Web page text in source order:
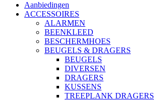
Aanbiedingen
ACCESSOIRES
ALARMEN
BEENKLEED
BESCHERMHOES
BEUGELS & DRAGERS
BEUGELS
DIVERSEN
DRAGERS
KUSSENS
TREEPLANK DRAGERS